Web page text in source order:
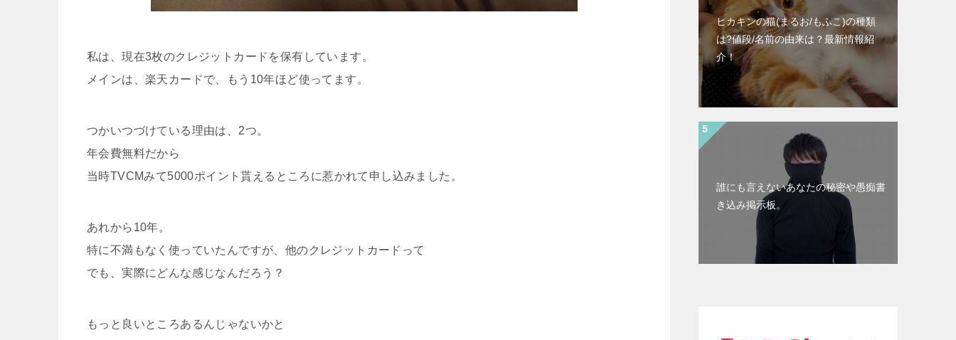
私は、現在3枚のクレジットカードを保有しています。
メインは、楽天カードで、もう10年ほど使ってます。
つかいつづけている理由は、2つ。
年会費無料だから
当時TVCMみて5000ポイント貰えるところに惹かれて申し込みました。
あれから10年。
特に不満もなく使っていたんですが、他のクレジットカードって
でも、実際にどんな感じなんだろう？
もっと良いところあるんじゃないかと
ヒカキンの猫(まるお/もふこ)の種類
は?値段/名前の由来は？最新情報紹
介！
誰にも言えないあなたの秘密や愚痴書
き込み掲示板。